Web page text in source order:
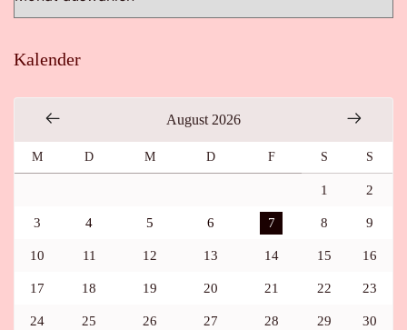
Kalender
August 2026
M D M D F S S
1 2
3 4 5 6 7 8 9
10 11 12 13 14 15 16
17 18 19 20 21 22 23
24 25 26 27 28 29 30